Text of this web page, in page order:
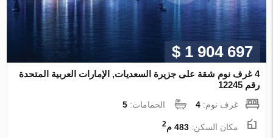
$ 1 904 697
4 غرف نوم شقة على جزيرة السعديات, الإمارات العربية المتحدة
رقم 12245
غرف نوم:4 الحمامات:5
مكان السكن:483 م 2